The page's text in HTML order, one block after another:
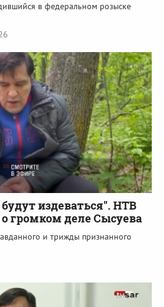
в федеральном розыске
будут издеваться". НТВ
громком деле Сысуева
и трижды признанного